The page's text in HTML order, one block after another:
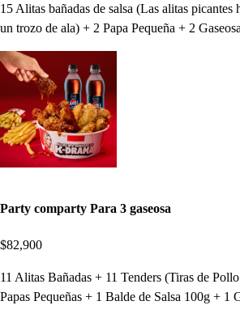
15 Alitas bañadas de salsa (Las alitas
un trozo de ala) + 2 Papa Pequeña + 2
Party comparty Para 3 gaseosa
$82,900
11 Alitas Bañadas + 11 Tenders (Tiras de
Papas Pequeñas + 1 Balde de Salsa 100g + 1